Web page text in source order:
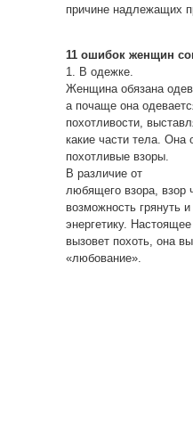
причине надлежащих
11 ошибок женщин
1. В одежке.
Женщина обязана
а почаще она
похотливости,
какие части тела. Она
похотливые взоры.
В различие от
любящего взора, взор
возможность грянуть
энергетику.
вызовет похоть, она
«любование».